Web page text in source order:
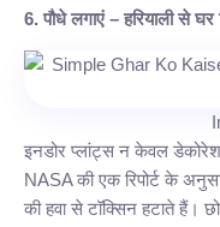
6. पौधे लगाएं – हरियाली से घर
इनडोर प्लांट्स न केवल
NASA की एक रिपोर्ट के
की हवा से टॉक्सिन हटाते हैं।